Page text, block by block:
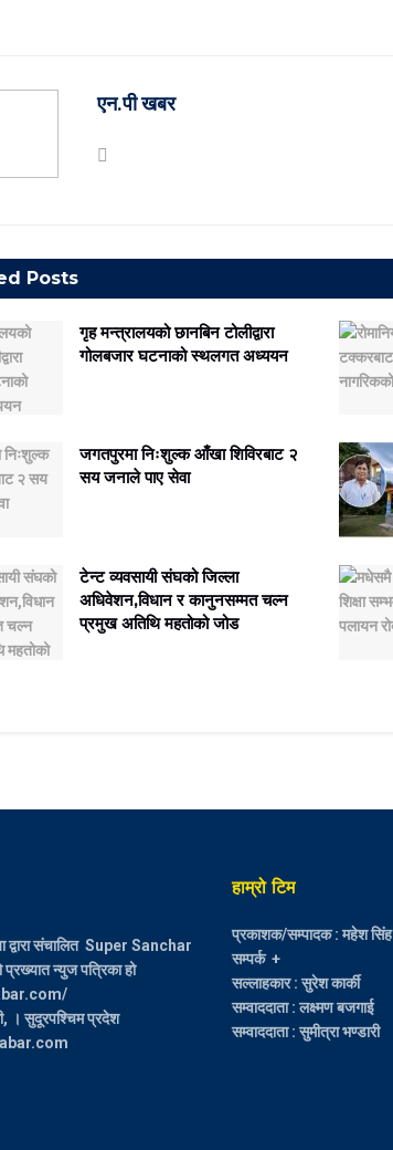
एन.पी खबर
Posts
गृह मन्त्रालयको छानबिन टोलीद्वारा
गोलबजार घटनाको स्थलगत अध्ययन
जगतपुरमा निःशुल्क आँखा शिविरबाट २
सय जनाले पाए सेवा
टेन्ट व्यवसायी संघको जिल्ला
अधिवेशन,विधान र कानुनसम्मत चल्न
प्रमुख अतिथि महतोको जोड
द्वारा संचालित Super Sanchar
न्युज पत्रिका हो
। सुदूरपश्चिम प्रदेश
हाम्रो टिम
प्रकाशक/सम्पादक : महेश सिंह
सम्पर्क +
सल्लाहकार : सुरेश कार्की
सम्वाददाता : लक्ष्मण बजगाई
सम्वाददाता : सुमीत्रा भण्डारी